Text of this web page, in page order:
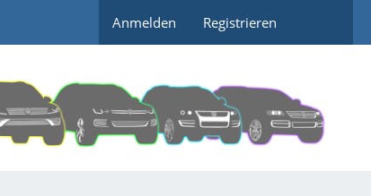
Anmelden Registrieren